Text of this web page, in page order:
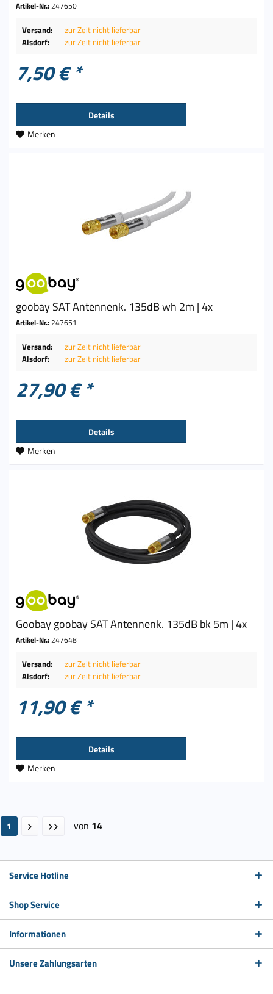
Artikel-Nr.:247650
Versand:
zur Zeit nicht lieferbar
Alsdorf:
zur Zeit nicht lieferbar
7,50 € *
Details
Merken
goobay SAT Antennenk. 135dB wh 2m | 4x
Artikel-Nr.:247651
Versand:
zur Zeit nicht lieferbar
Alsdorf:
zur Zeit nicht lieferbar
27,90 € *
Details
Merken
Goobay goobay SAT Antennenk. 135dB bk 5m | 4x
Artikel-Nr.:247648
Versand:
zur Zeit nicht lieferbar
Alsdorf:
zur Zeit nicht lieferbar
11,90 € *
Details
Merken
1 von 14
Service Hotline
Shop Service
Informationen
Unsere Zahlungsarten